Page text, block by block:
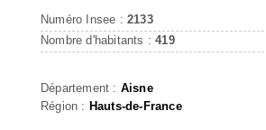
Numéro Insee : 2133
Nombre d'habitants :419
Département : Aisne
Région : Hauts-de-France